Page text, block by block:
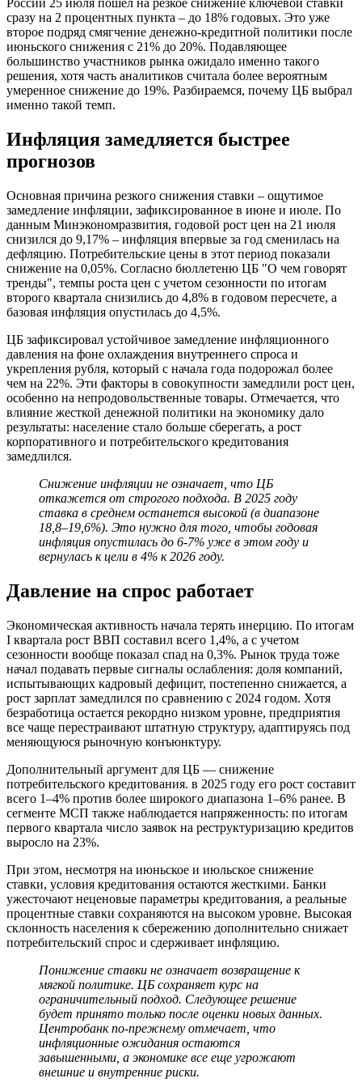
России 25 июля пошел на резкое снижение ключевой ставки
сразу на 2 процентных пункта – до 18% годовых. Это уже
второе подряд смягчение денежно-кредитной политики после
июньского снижения с 21% до 20%. Подавляющее
большинство участников рынка ожидало именно такого
решения, хотя часть аналитиков считала более вероятным
умеренное снижение до 19%. Разбираемся, почему ЦБ выбрал
именно такой темп.
Инфляция замедляется быстрее
прогнозов
Основная причина резкого снижения ставки – ощутимое
замедление инфляции, зафиксированное в июне и июле. По
данным Минэкономразвития, годовой рост цен на 21 июля
снизился до 9,17% – инфляция впервые за год сменилась на
дефляцию. Потребительские цены в этот период показали
снижение на 0,05%. Согласно бюллетеню ЦБ "О чем говорят
тренды", темпы роста цен с учетом сезонности по итогам
второго квартала снизились до 4,8% в годовом пересчете, а
базовая инфляция опустилась до 4,5%.
ЦБ зафиксировал устойчивое замедление инфляционного
давления на фоне охлаждения внутреннего спроса и
укрепления рубля, который с начала года подорожал более
чем на 22%. Эти факторы в совокупности замедлили рост цен,
особенно на непродовольственные товары. Отмечается, что
влияние жесткой денежной политики на экономику дало
результаты: население стало больше сберегать, а рост
корпоративного и потребительского кредитования
замедлился.
Снижение инфляции не означает, что ЦБ
откажется от строгого подхода. В 2025 году
ставка в среднем останется высокой (в диапазоне
18,8–19,6%). Это нужно для того, чтобы годовая
инфляция опустилась до 6-7% уже в этом году и
вернулась к цели в 4% к 2026 году.
Давление на спрос работает
Экономическая активность начала терять инерцию. По итогам
I квартала рост ВВП составил всего 1,4%, а с учетом
сезонности вообще показал спад на 0,3%. Рынок труда тоже
начал подавать первые сигналы ослабления: доля компаний,
испытывающих кадровый дефицит, постепенно снижается, а
рост зарплат замедлился по сравнению с 2024 годом. Хотя
безработица остается рекордно низком уровне, предприятия
все чаще перестраивают штатную структуру, адаптируясь под
меняющуюся рыночную конъюнктуру.
Дополнительный аргумент для ЦБ — снижение
потребительского кредитования. в 2025 году его рост составит
всего 1–4% против более широкого диапазона 1–6% ранее. В
сегменте МСП также наблюдается напряженность: по итогам
первого квартала число заявок на реструктуризацию кредитов
выросло на 23%.
При этом, несмотря на июньское и июльское снижение
ставки, условия кредитования остаются жесткими. Банки
ужесточают неценовые параметры кредитования, а реальные
процентные ставки сохраняются на высоком уровне. Высокая
склонность населения к сбережению дополнительно снижает
потребительский спрос и сдерживает инфляцию.
Понижение ставки не означает возвращение к
мягкой политике. ЦБ сохраняет курс на
ограничительный подход. Следующее решение
будет принято только после оценки новых данных.
Центробанк по-прежнему отмечает, что
инфляционные ожидания остаются
завышенными, а экономике все еще угрожают
внешние и внутренние риски.